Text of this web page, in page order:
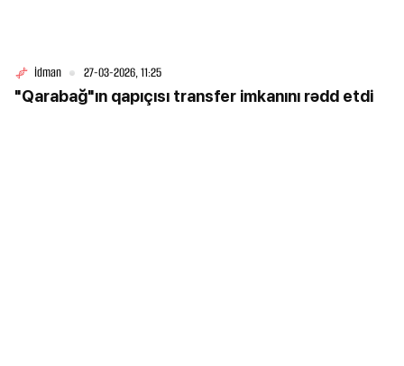
İdman 27-03-2026, 11:25
"Qarabağ"ın qapıçısı transfer imkanını rədd etdi